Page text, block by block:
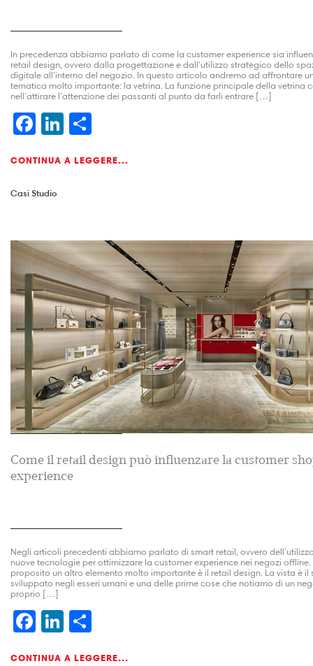
In precedenza abbiamo parlato di come la customer experience sia
retail design, ovvero dalla progettazione e dall’utilizzo strategico dello
digitale all’interno del negozio. In questo articolo andremo ad affrontare
tematica molto importante: la vetrina. La funzione principale della vetrina
nell’attirare l’attenzione dei passanti al punto da farli entrare […]
Facebook
LinkedIn
CONTINUA A LEGGERE...
Casi Studio
Come il retail design può influenzare la customer
experience
Negli articoli precedenti abbiamo parlato di smart retail, ovvero
nuove tecnologie per ottimizzare la customer experience nei negozi offline.
proposito un altro elemento molto importante è il retail design. La vista è il
sviluppato negli esseri umani e una delle prime cose che notiamo di un
proprio […]
Facebook
LinkedIn
CONTINUA A LEGGERE...